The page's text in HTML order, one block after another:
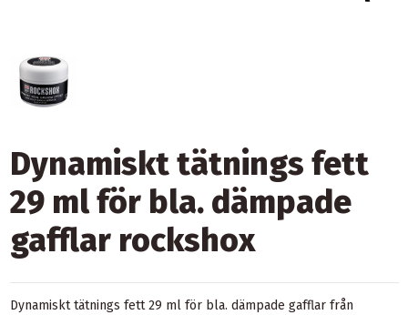
Dynamiskt tätnings fett
29 ml för bla. dämpade
gafflar rockshox
Dynamiskt tätnings fett 29 ml för bla. dämpade gafflar från